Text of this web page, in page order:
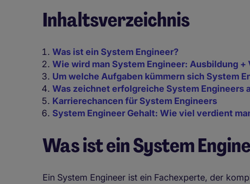
Inhaltsverzeichnis
Was ist ein System Engineer?
Wie wird man System Engineer: Ausbildung +
Um welche Aufgaben kümmern sich System
Was zeichnet erfolgreiche System Engineers
Karrierechancen für System Engineers
System Engineer Gehalt: Wie viel verdient
Was ist ein System
Ein System Engineer ist ein Fachexperte, der